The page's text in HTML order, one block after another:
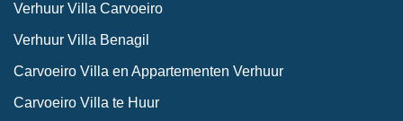
Verhuur Villa Carvoeiro
Verhuur Villa Benagil
Carvoeiro Villa en Appartementen Verhuur
Carvoeiro Villa te Huur